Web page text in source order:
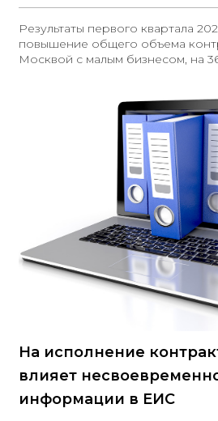
Результаты первого квартала
повышение общего объема
Москвой с малым бизнесом, на
На исполнение
влияет
информации в ЕИС